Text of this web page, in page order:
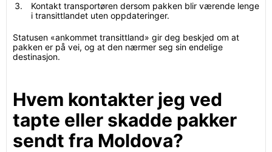
Kontakt transportøren dersom pakken blir værende lenge
i transittlandet uten oppdateringer.
Statusen «ankommet transittland» gir deg beskjed om at
pakken er på vei, og at den nærmer seg sin endelige
destinasjon.
Hvem kontakter jeg ved
tapte eller skadde pakker
sendt fra Moldova?